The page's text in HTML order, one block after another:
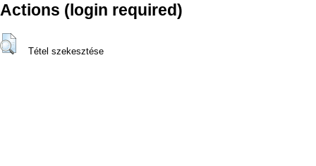
Actions (login required)
Tétel szekesztése